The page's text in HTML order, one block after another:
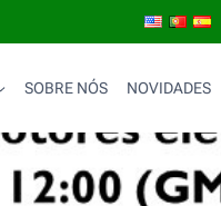
SOBRE NÓS NOVIDADES